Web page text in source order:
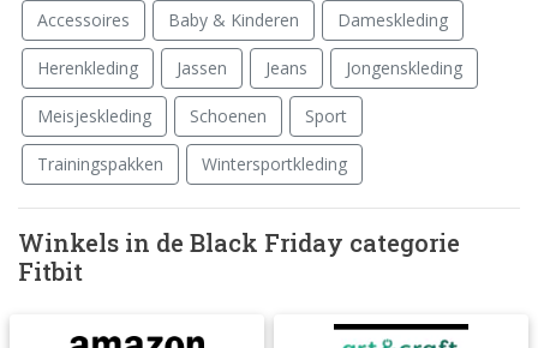
Accessoires Baby & Kinderen Dameskleding
Herenkleding Jassen Jeans Jongenskleding
Meisjeskleding Schoenen Sport
Trainingspakken Wintersportkleding
Winkels in de Black Friday categorie
Fitbit